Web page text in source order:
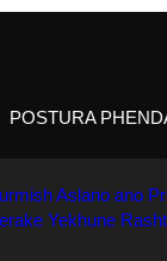
POSTURA
Aslano ano
Yekhune